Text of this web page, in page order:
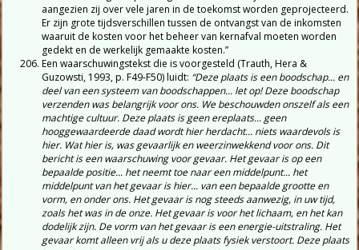
aangezien zij over vele jaren in de toekomst worden geprojecteerd.
Er zijn grote tijdsverschillen tussen de ontvangst van de inkomsten
waaruit de kosten voor het beheer van kernafval moeten worden
gedekt en de werkelijk gemaakte kosten.”
Een waarschuwingstekst die is voorgesteld (Trauth, Hera &
Guzowsti, 1993, p. F49-F50) luidt: “Deze plaats is een boodschap... en
deel van een systeem van boodschappen... let op! Deze boodschap
verzenden was belangrijk voor ons. We beschouwden onszelf als een
machtige cultuur. Deze plaats is geen ereplaats... geen
hooggewaardeerde daad wordt hier herdacht... niets waardevols is
hier. Wat hier is, was gevaarlijk en weerzinwekkend voor ons. Dit
bericht is een waarschuwing voor gevaar. Het gevaar is op een
bepaalde positie... het neemt toe naar een middelpunt... het
middelpunt van het gevaar is hier... van een bepaalde grootte en
vorm, en onder ons. Het gevaar is nog steeds aanwezig, in uw tijd,
zoals het was in de onze. Het gevaar is voor het lichaam, en het kan
dodelijk zijn. De vorm van het gevaar is een energie-uitstraling. Het
gevaar komt alleen vrij als u deze plaats fysiek verstoort. Deze plaats